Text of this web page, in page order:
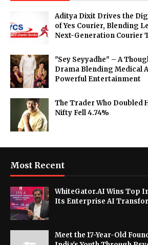
Aditya Dixit Drives the
of Yes Courier, Blending
Next-Generation Courier
"Sey Seyyadhe" – A
Drama Blending Medical
Powerful Entertainment
The Trader Who Doubled
Nifty Fell 4.74%
Most Recent
WhiteGator.AI Wins Top
Its Enterprise AI
Meet the 17-Year-Old